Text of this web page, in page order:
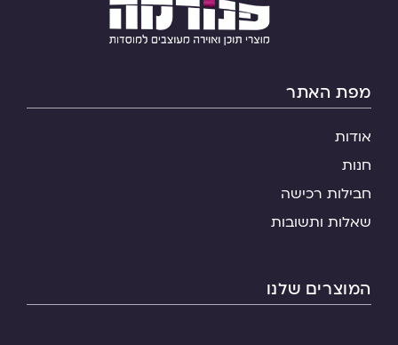
מפת האתר
אודות
חנות
חבילות רכישה
שאלות ותשובות
המוצרים שלנו